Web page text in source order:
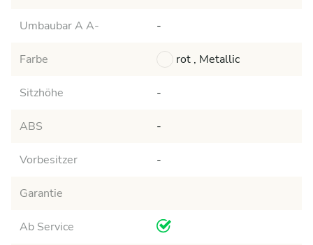
Umbaubar A A- -
Farbe rot , Metallic
Sitzhöhe -
ABS -
Vorbesitzer -
Garantie
Ab Service